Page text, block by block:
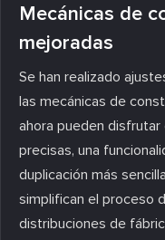
Mecánicas de
mejoradas
Se han realizado
las mecánicas de
ahora pueden
precisas, una
duplicación más
simplifican el proceso
distribuciones de